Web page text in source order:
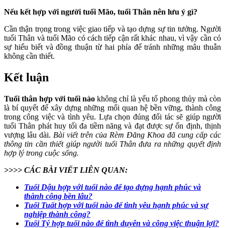
Nếu kết hợp với người tuổi Mão, tuổi Thân nên lưu ý gì?
Cần thận trọng trong việc giao tiếp và tạo dựng sự tin tưởng. Người
tuổi Thân và tuổi Mão có cách tiếp cận rất khác nhau, vì vậy cần có
sự hiểu biết và đồng thuận từ hai phía để tránh những mâu thuẫn
không cần thiết.
Kết luận
Tuổi thân hợp với tuổi nào không chỉ là yếu tố phong thủy mà còn
là bí quyết để xây dựng những mối quan hệ bền vững, thành công
trong công việc và tình yêu. Lựa chọn đúng đối tác sẽ giúp người
tuổi Thân phát huy tối đa tiềm năng và đạt được sự ổn định, thịnh
vượng lâu dài. Bài viết trên của Rèm Đăng Khoa đã cung cấp các
thông tin cần thiết giúp người tuổi Thân đưa ra những quyết định
hợp lý trong cuộc sống.
>>>> CÁC BÀI VIẾT LIÊN QUAN:
Tuổi Dậu hợp với tuổi nào để tạo dựng hạnh phúc và
thành công bền lâu?
Tuổi Tuất hợp với tuổi nào để tình yêu hạnh phúc và sự
nghiệp thành công?
Tuổi Tý hợp tuổi nào để tình duyên và công việc thuận lợi?